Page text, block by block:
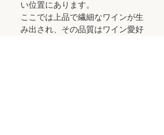
い位置にあります。
ここでは上品で繊細なワインが生
み出され、その品質はワイン愛好